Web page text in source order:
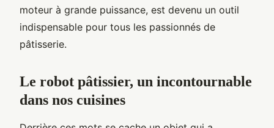
moteur à grande puissance, est devenu un outil
indispensable pour tous les passionnés de
pâtisserie.
Le robot pâtissier, un incontournable
dans nos cuisines